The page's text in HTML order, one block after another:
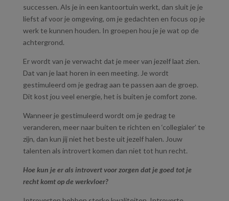
successen. Als je in een kantoortuin werkt, dan sluit je je
liefst af voor je omgeving, om je gedachten en focus op je
werk te kunnen houden. In groepen hou je je wat op de
achtergrond.
Er wordt van je verwacht dat je meer van jezelf laat zien.
Dat van je laat horen in een meeting. Je wordt
gestimuleerd om je gedrag aan te passen aan de groep.
Dit kost jou veel energie, het is buiten je comfort zone.
Wanneer je gestimuleerd wordt om je gedrag te
veranderen, meer naar buiten te richten en ‘collegialer’ te
zijn, dan kun jij niet het beste uit jezelf halen. Jouw
talenten als introvert komen dan niet tot hun recht.
Hoe kun je er als introvert voor zorgen dat je goed tot je
recht komt op de werkvloer?